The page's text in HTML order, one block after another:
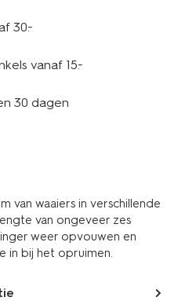
30.-
vanaf 15.-
30 dagen
van waaiers in verschillende
van ongeveer zes
weer opvouwen en
in bij het opruimen.